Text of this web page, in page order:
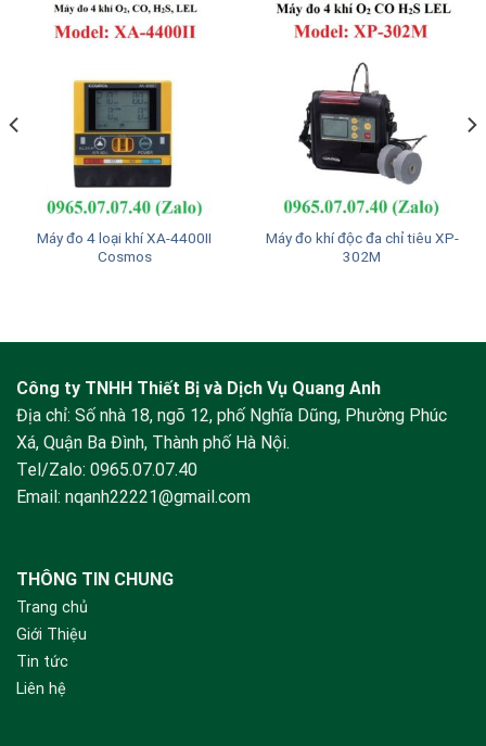
Máy đo 4 loại khí XA-4400II
Cosmos
Máy đo khí độc đa chỉ tiêu XP-
302M
Công ty TNHH Thiết Bị và Dịch Vụ Quang Anh
Địa chỉ: Số nhà 18, ngõ 12, phố Nghĩa Dũng, Phường Phúc
Xá, Quận Ba Đình, Thành phố Hà Nội.
Tel/Zalo: 0965.07.07.40
Email: nqanh22221@gmail.com
THÔNG TIN CHUNG
Trang chủ
Giới Thiệu
Tin tức
Liên hệ